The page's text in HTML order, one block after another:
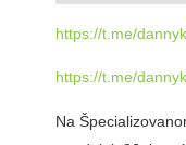
https://t.me/
https://t.me/
Na